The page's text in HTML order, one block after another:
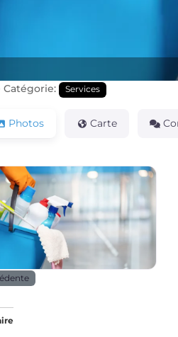
Catégorie: Services
Photos Carte
Services